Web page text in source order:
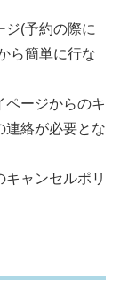
ジ(予約の際に
ら簡単に行な
ページからのキ
連絡が必要とな
ャンセルポリ